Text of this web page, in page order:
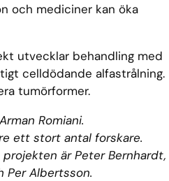
och mediciner kan öka
utvecklar behandling med
celldödande alfastrålning.
tumörformer.
Romiani.
ett stort antal forskare.
är Peter Bernhardt,
Per Albertsson.